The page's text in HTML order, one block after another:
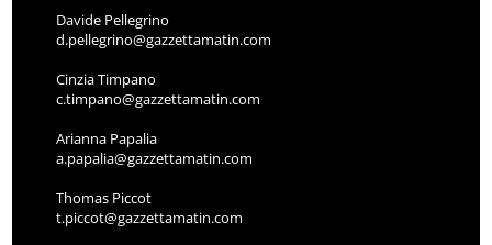
Davide Pellegrino
d.pellegrino@gazzettamatin.com
Cinzia Timpano
c.timpano@gazzettamatin.com
Arianna Papalia
a.papalia@gazzettamatin.com
Thomas Piccot
t.piccot@gazzettamatin.com